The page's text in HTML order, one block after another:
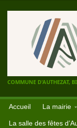
COMMUNE D'AUTHEZAT,
Accueil La mairie
La salle des fêtes